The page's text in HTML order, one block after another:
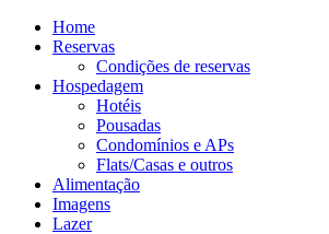
Home
Reservas
Condições de reservas
Hospedagem
Hotéis
Pousadas
Condomínios e APs
Flats/Casas e outros
Alimentação
Imagens
Lazer